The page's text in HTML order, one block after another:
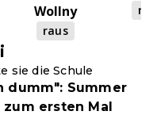
Wollny
raus
sie die Schule
dumm": Summer
ersten Mal